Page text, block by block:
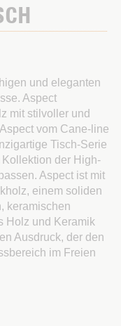
und eleganten
Aspect
mit stilvoller und
vom Cane-line
Tisch-Serie
der High-
Aspect ist mit
einem soliden
keramischen
Holz und Keramik
Ausdruck, der den
im Freien